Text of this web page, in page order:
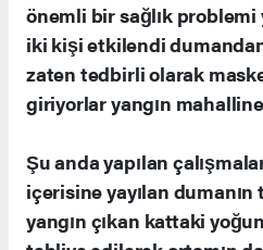
önemli bir sağlık problemi
iki kişi etkilendi
zaten tedbirli olarak
giriyorlar yangın
Şu anda yapılan
içerisine yayılan
yangın çıkan kattaki